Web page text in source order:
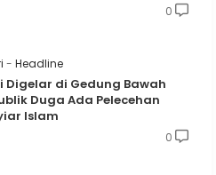
0
Headline
Digelar di Gedung Bawah
Duga Ada Pelecehan
Islam
0